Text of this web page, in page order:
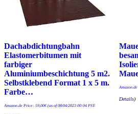
Dachabdichtungbahn
Elastomerbitumen mit
farbiger
Aluminiumbeschichtung 5 m2.
Selbstklebend Format 1 x 5 m.
Farbe…
Amazon.de Price: 59,00€(as of 08/04/2023 00:04 PST-
Details)